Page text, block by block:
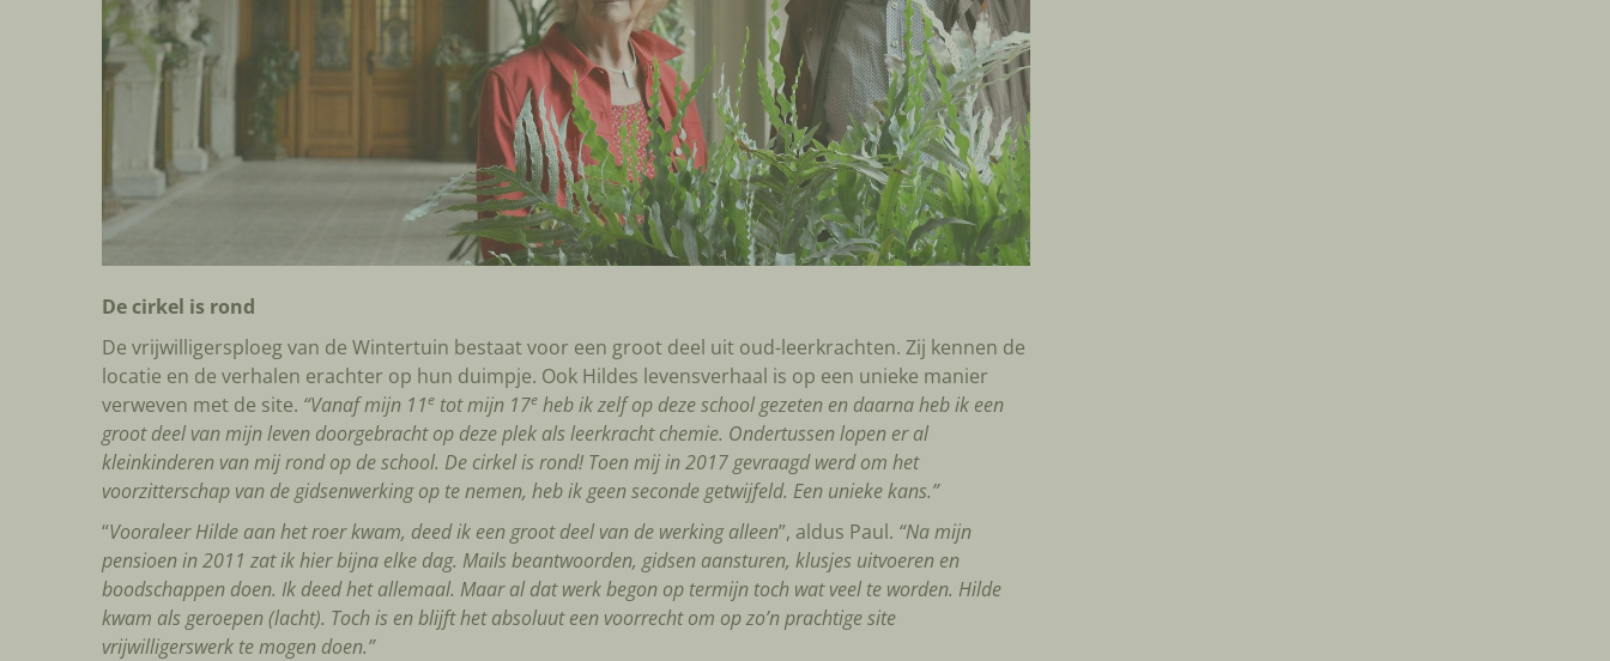
De cirkel is rond
De vrijwilligersploeg van de Wintertuin bestaat voor een groot deel uit oud-leerkrachten. Zij kennen de
locatie en de verhalen erachter op hun duimpje. Ook Hildes levensverhaal is op een unieke manier
verweven met de site. “Vanaf mijn 11etot mijn 17eheb ik zelf op deze school gezeten en daarna heb ik een
groot deel van mijn leven doorgebracht op deze plek als leerkracht chemie. Ondertussen lopen er al
kleinkinderen van mij rond op de school. De cirkel is rond! Toen mij in 2017 gevraagd werd om het
voorzitterschap van de gidsenwerking op te nemen, heb ik geen seconde getwijfeld. Een unieke kans.”
“Vooraleer Hilde aan het roer kwam, deed ik een groot deel van de werking alleen”, aldus Paul. “Na mijn
pensioen in 2011 zat ik hier bijna elke dag. Mails beantwoorden, gidsen aansturen, klusjes uitvoeren en
boodschappen doen. Ik deed het allemaal. Maar al dat werk begon op termijn toch wat veel te worden. Hilde
kwam als geroepen (lacht). Toch is en blijft het absoluut een voorrecht om op zo’n prachtige site
vrijwilligerswerk te mogen doen.”